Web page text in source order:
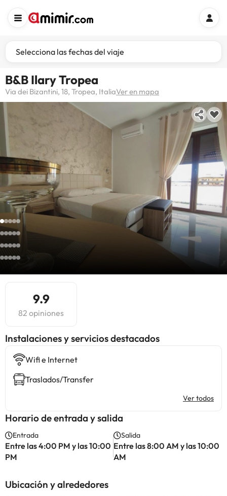
Selecciona las fechas del viaje
B&B Ilary Tropea
Via dei Bizantini, 18, Tropea, ItaliaVer en mapa
9.9
82 opiniones
Instalaciones y servicios destacados
Wifi e Internet
Traslados/Transfer
Ver todos
Horario de entrada y salida
Entrada
Entre las 4:00 PM y las 10:00
PM
Salida
Entre las 8:00 AM y las 10:00
AM
Ubicación y alrededores